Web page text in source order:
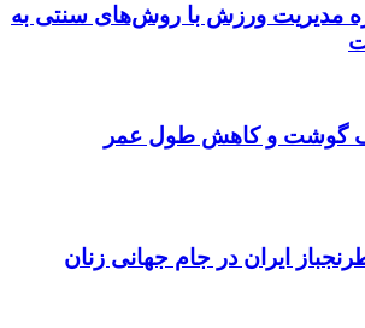
مدیریت ورزش با روش‌های سنتی به
گوشت و کاهش طول عمر
ایران در جام جهانی زنان